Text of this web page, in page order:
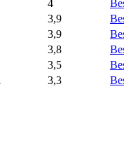
4
3,9
3,9
3,8
3,5
3,3